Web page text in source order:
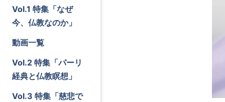
Vol.1 特集「なぜ
今、仏教なのか」
動画一覧
Vol.2 特集「パーリ
経典と仏教瞑想」
Vol.3 特集「慈悲で